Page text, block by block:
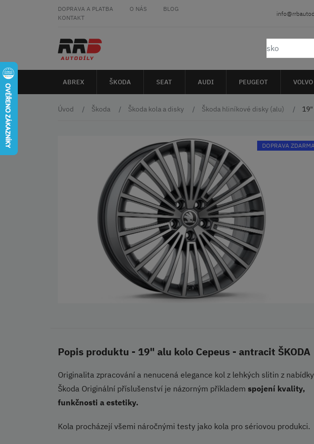
DOPRAVA A PLATBA O NÁS
BLOG
KONTAKT
ABREX ŠKODA SEAT AUDI PEUGEOT VOLVO
Úvod Škoda Škoda kola a disky Škoda hliníkové disky (alu)
DOPRAVA ZDARMA
Popis produktu - 19" alu kolo Cepeus - antracit ŠKODA
Originalita zpracování a nenucená elegance kol z lehkých slitin z nabídky
Škoda Originální příslušenství je názorným příkladem spojení kvality,
funkčnosti a estetiky.
Kola procházejí všemi náročnými testy jako kola pro sériovou produkci.